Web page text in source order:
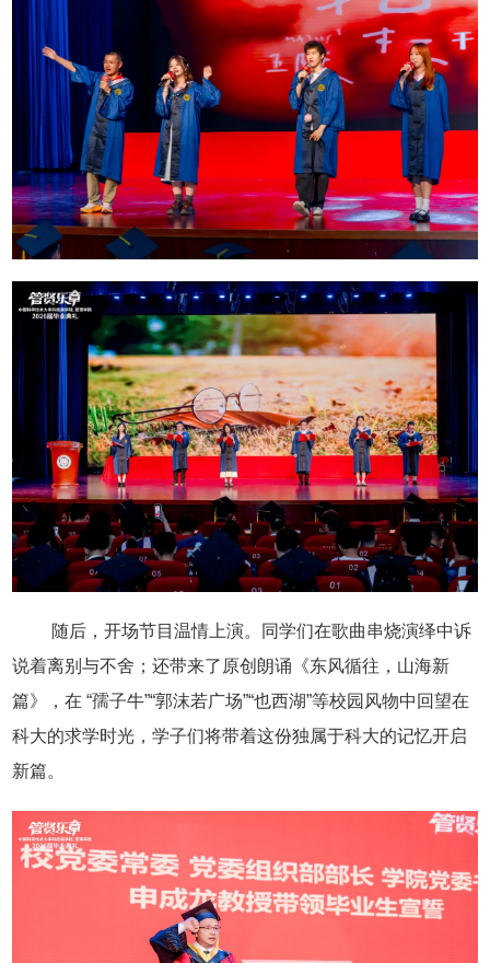
随后，开场节目温情上演。同学们在歌曲串烧演绎中诉
说着离别与不舍；还带来了原创朗诵《东风循往，山海新
篇》，在 “孺子牛”“郭沫若广场”“也西湖”等校园风物中回望在
科大的求学时光，学子们将带着这份独属于科大的记忆开启
新篇。